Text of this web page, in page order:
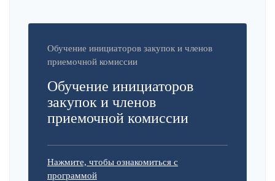
Обучение инициаторов закупок и членов
приемочной комиссии
Обучение инициаторов
закупок и членов
приемочной комиссии
Нажмите, чтобы ознакомиться с
программой